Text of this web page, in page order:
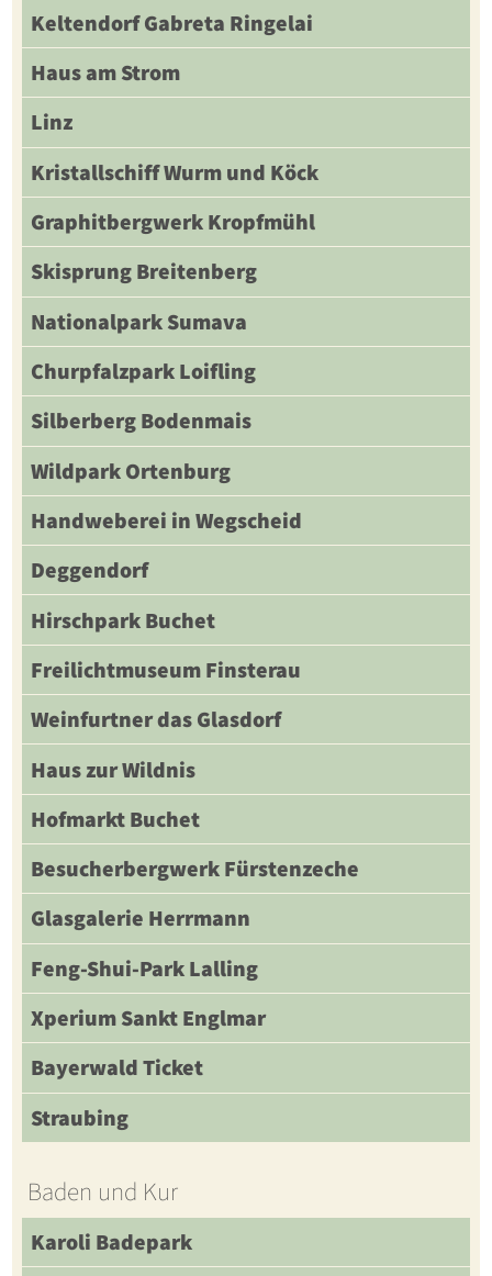
Keltendorf Gabreta Ringelai
Haus am Strom
Linz
Kristallschiff Wurm und Köck
Graphitbergwerk Kropfmühl
Skisprung Breitenberg
Nationalpark Sumava
Churpfalzpark Loifling
Silberberg Bodenmais
Wildpark Ortenburg
Handweberei in Wegscheid
Deggendorf
Hirschpark Buchet
Freilichtmuseum Finsterau
Weinfurtner das Glasdorf
Haus zur Wildnis
Hofmarkt Buchet
Besucherbergwerk Fürstenzeche
Glasgalerie Herrmann
Feng-Shui-Park Lalling
Xperium Sankt Englmar
Bayerwald Ticket
Straubing
Baden und Kur
Karoli Badepark